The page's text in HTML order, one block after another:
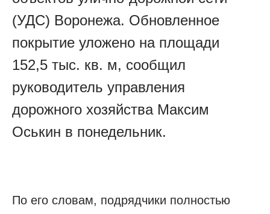
(УДС) Воронежа. Обновленное
покрытие уложено на площади
152,5 тыс. кв. м, сообщил
руководитель управления
дорожного хозяйства Максим
Оськин в понедельник.
По его словам, подрядчики полностью